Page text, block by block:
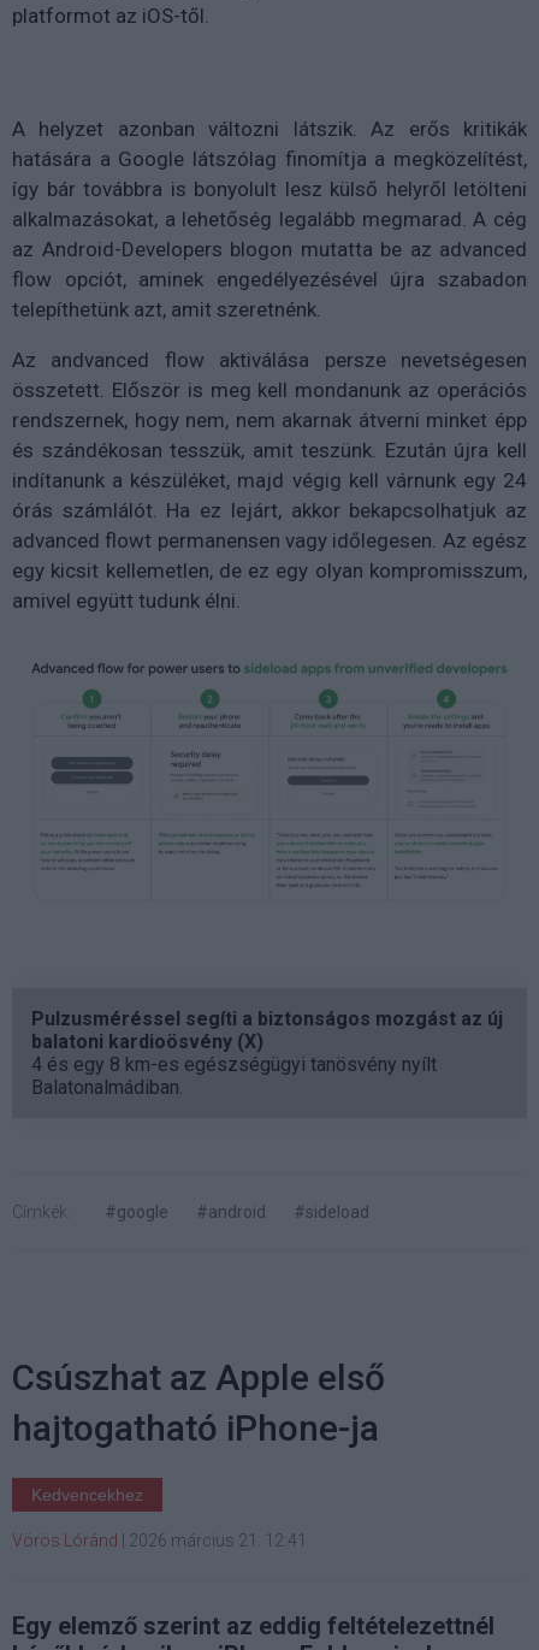
platformot az iOS-től.
A helyzet azonban változni látszik. Az erős kritikák
hatására a Google látszólag finomítja a megközelítést,
így bár továbbra is bonyolult lesz külső helyről letölteni
alkalmazásokat, a lehetőség legalább megmarad. A cég
az Android-Developers blogon mutatta be az advanced
flow opciót, aminek engedélyezésével újra szabadon
telepíthetünk azt, amit szeretnénk.
Az andvanced flow aktiválása persze nevetségesen
összetett. Először is meg kell mondanunk az operációs
rendszernek, hogy nem, nem akarnak átverni minket épp
és szándékosan tesszük, amit teszünk. Ezután újra kell
indítanunk a készüléket, majd végig kell várnunk egy 24
órás számlálót. Ha ez lejárt, akkor bekapcsolhatjuk az
advanced flowt permanensen vagy időlegesen. Az egész
egy kicsit kellemetlen, de ez egy olyan kompromisszum,
amivel együtt tudunk élni.
Pulzusméréssel segíti a biztonságos mozgást az új
balatoni kardioösvény (X)
4 és egy 8 km-es egészségügyi tanösvény nyílt
Balatonalmádiban.
Címkék: #google #android #sideload
Csúszhat az Apple első
hajtogatható iPhone-ja
Kedvencekhez
Vörös Lóránd | 2026 március 21. 12:41
Egy elemző szerint az eddig feltételezettnél